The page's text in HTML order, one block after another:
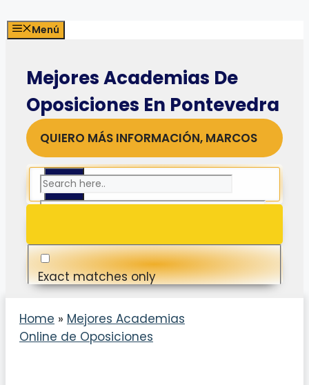
Menú
Mejores Academias De
Oposiciones En Pontevedra
QUIERO MÁS INFORMACIÓN, MARCOS
Exact matches only
Search in title
Search in content
Home » Mejores Academias
Online de Oposiciones